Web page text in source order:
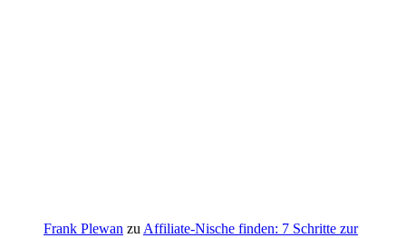
Frank Plewan zu Affiliate-Nische finden: 7 Schritte zur